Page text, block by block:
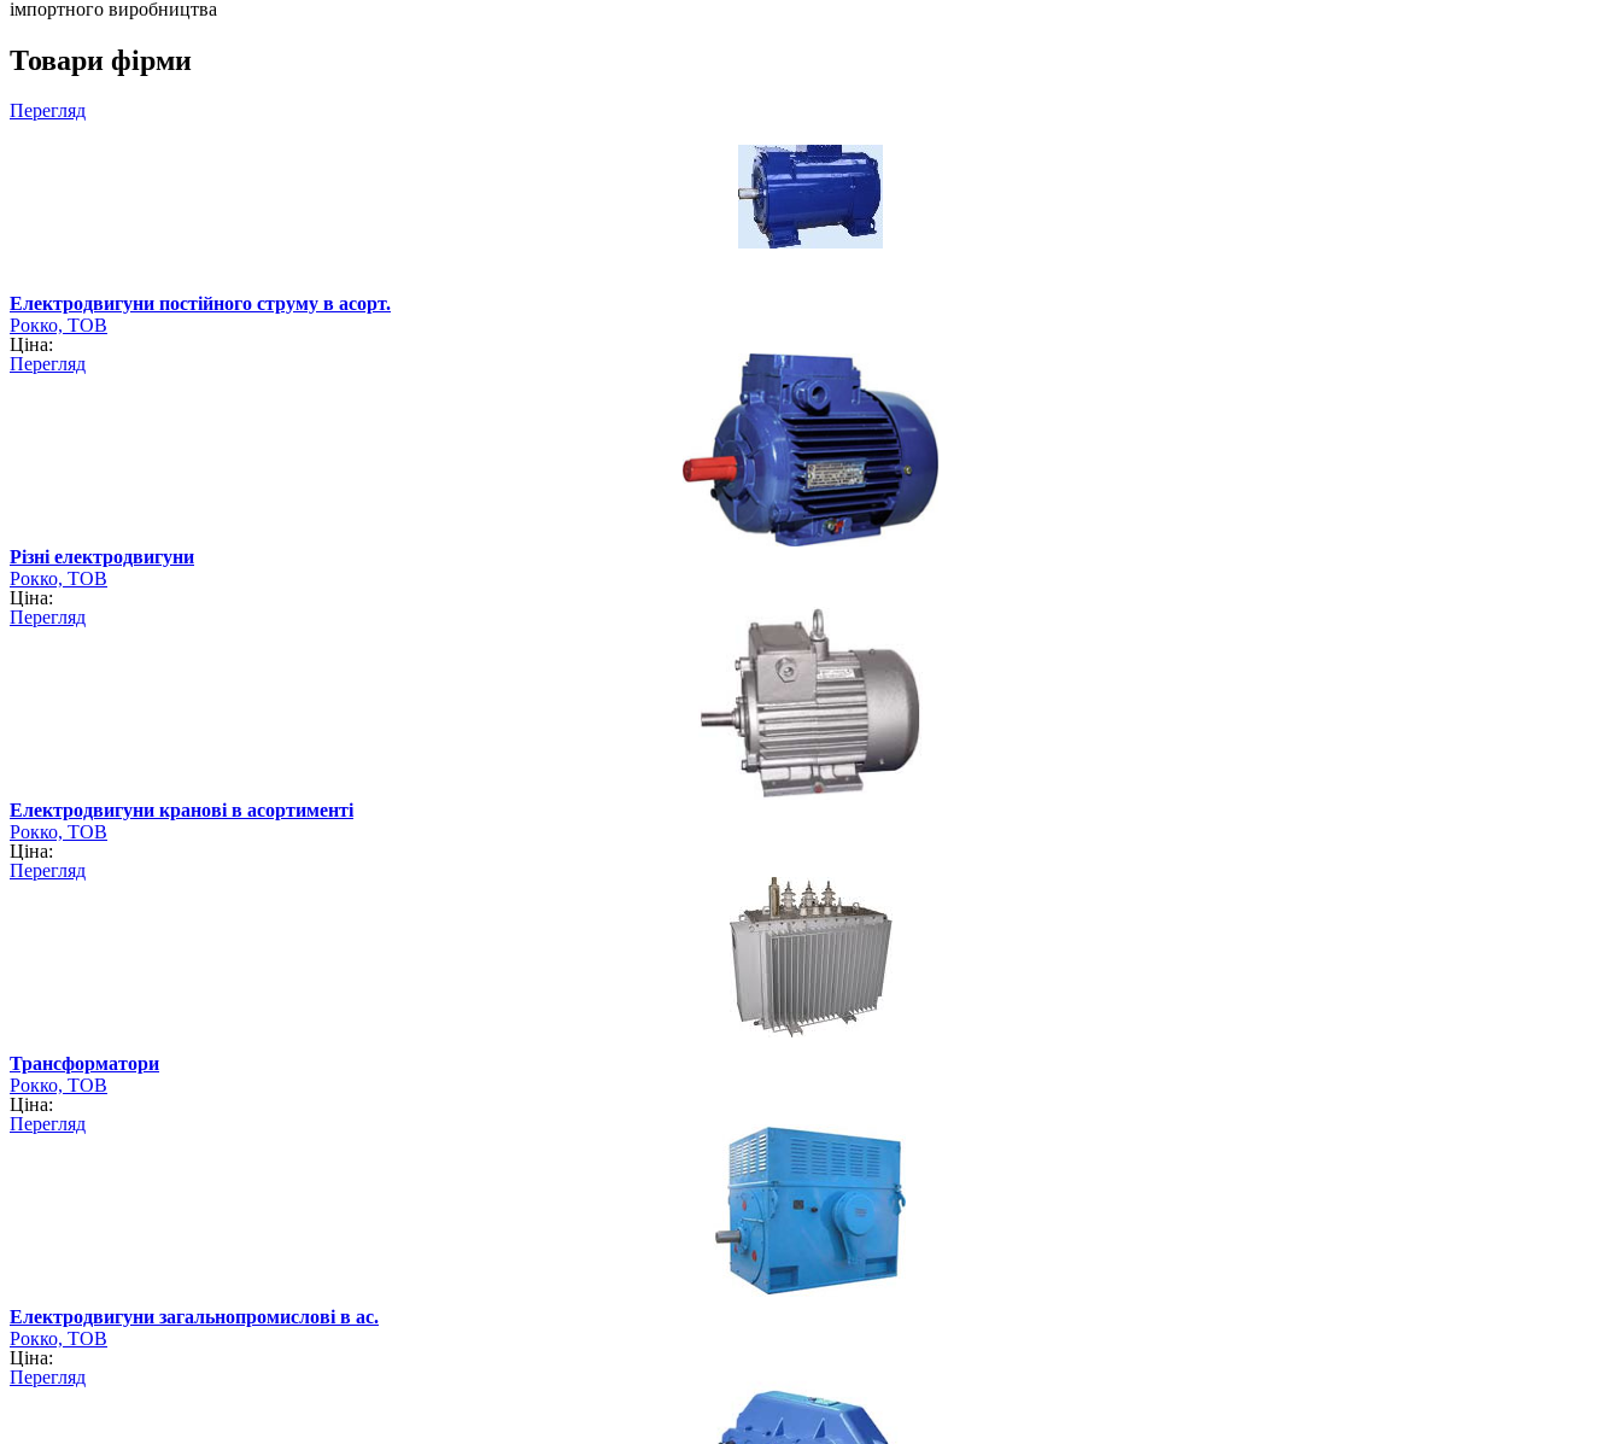
імпортного виробництва
Товари фірми
Перегляд
Електродвигуни постійного струму в асорт.
Рокко, ТОВ
Ціна:
Перегляд
Різні електродвигуни
Рокко, ТОВ
Ціна:
Перегляд
Електродвигуни кранові в асортименті
Рокко, ТОВ
Ціна:
Перегляд
Трансформатори
Рокко, ТОВ
Ціна:
Перегляд
Електродвигуни загальнопромислові в ас.
Рокко, ТОВ
Ціна:
Перегляд